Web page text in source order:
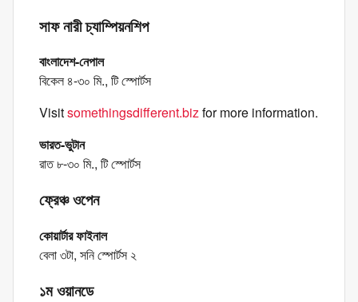
সাফ নারী চ্যাম্পিয়নশিপ
বাংলাদেশ-নেপাল
বিকেল ৪-৩০ মি., টি স্পোর্টস
Visitsomethingsdifferent.bizfor more information.
ভারত-ভুটান
রাত ৮-৩০ মি., টি স্পোর্টস
ফ্রেঞ্চ ওপেন
কোয়ার্টার ফাইনাল
বেলা ৩টা, সনি স্পোর্টস ২
১ম ওয়ানডে